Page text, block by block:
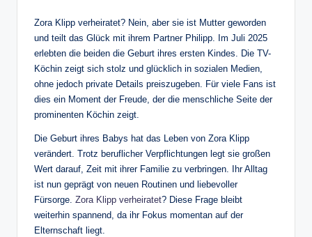
Zora Klipp verheiratet? Nein, aber sie ist Mutter geworden
und teilt das Glück mit ihrem Partner Philipp. Im Juli 2025
erlebten die beiden die Geburt ihres ersten Kindes. Die TV-
Köchin zeigt sich stolz und glücklich in sozialen Medien,
ohne jedoch private Details preiszugeben. Für viele Fans ist
dies ein Moment der Freude, der die menschliche Seite der
prominenten Köchin zeigt.
Die Geburt ihres Babys hat das Leben von Zora Klipp
verändert. Trotz beruflicher Verpflichtungen legt sie großen
Wert darauf, Zeit mit ihrer Familie zu verbringen. Ihr Alltag
ist nun geprägt von neuen Routinen und liebevoller
Fürsorge. Zora Klipp verheiratet? Diese Frage bleibt
weiterhin spannend, da ihr Fokus momentan auf der
Elternschaft liegt.